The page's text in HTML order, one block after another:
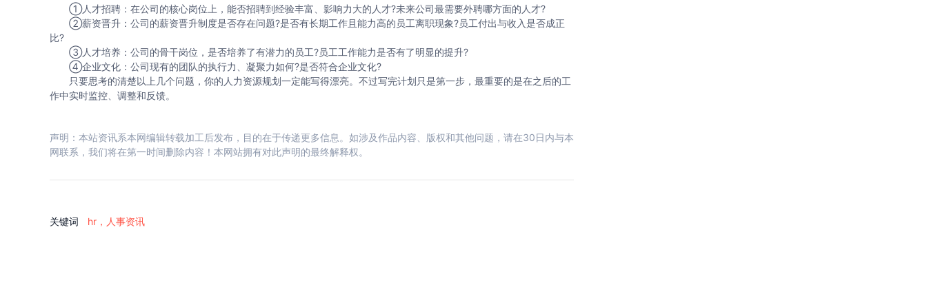
①人才招聘：在公司的核心岗位上，能否招聘到经验丰富、影响力大的人才?未来公司最需要外聘哪方面的人才?
②薪资晋升：公司的薪资晋升制度是否存在问题?是否有长期工作且能力高的员工离职现象?员工付出与收入是否成正
比?
③人才培养：公司的骨干岗位，是否培养了有潜力的员工?员工工作能力是否有了明显的提升?
④企业文化：公司现有的团队的执行力、凝聚力如何?是否符合企业文化?
只要思考的清楚以上几个问题，你的人力资源规划一定能写得漂亮。不过写完计划只是第一步，最重要的是在之后的工
作中实时监控、调整和反馈。
声明：本站资讯系本网编辑转载加工后发布，目的在于传递更多信息。如涉及作品内容、版权和其他问题，请在30日内与本
网联系，我们将在第一时间删除内容！本网站拥有对此声明的最终解释权。
关键词 hr，人事资讯